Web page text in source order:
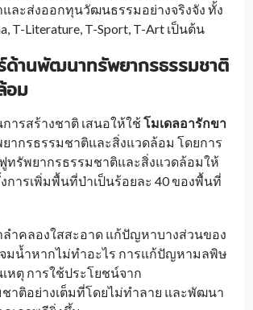
ละส่งออกทุนวัฒนธรรมอย่างจริงจัง ทั้ง
T-Literature, T-Sport, T-Art เป็นต้น
านพัฒนาทรัพยากรธรรมชาติ
อม
ารสร้างชาติ เสนอให้ใช้โมเดลอารักขา
ากรธรรมชาติและสิ่งแวดล้อม โดยการ
ทรัพยากรธรรมชาติและสิ่งแวดล้อมให้
การเพิ่มพื้นที่ป่าเป็นร้อยละ 40 ของพื้นที่
ำคลองใสสะอาด แก้ปัญหาบางส่วนของ
มน้ำหากไม่ทำอะไร การแก้ปัญหามลพิษ
หตุ การใช้ประโยชน์จาก
าติอย่างเต็มที่โดยไม่ทำลาย และพัฒนา